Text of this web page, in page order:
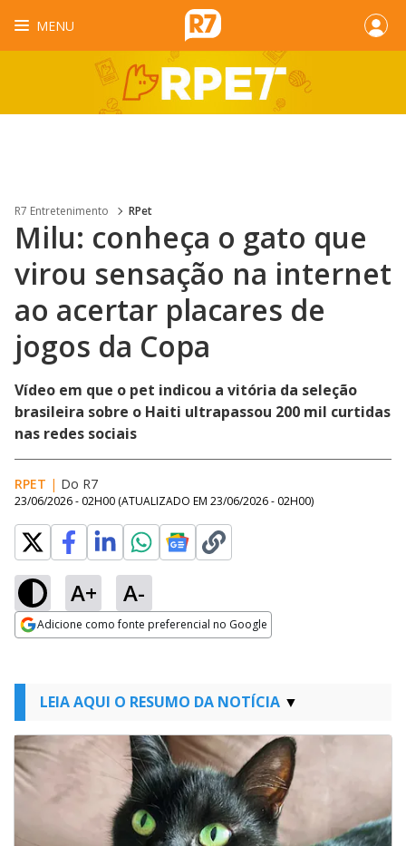
MENU
R7 Entretenimento RPet
Milu: conheça o gato que
virou sensação na internet
ao acertar placares de
jogos da Copa
Vídeo em que o pet indicou a vitória da seleção
brasileira sobre o Haiti ultrapassou 200 mil curtidas
nas redes sociais
RPET | Do R7
23/06/2026 - 02H00 (ATUALIZADO EM 23/06/2026 - 02H00)
A+ A-
Adicione como fonte preferencial no Google
LEIA AQUI O RESUMO DA NOTÍCIA